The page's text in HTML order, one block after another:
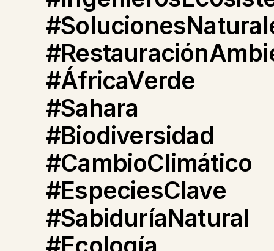
#ÁfricaVerde
#Sahara
#Biodiversidad
#CambioClimático
#EspeciesClave
#SabiduríaNatural
#Ecología